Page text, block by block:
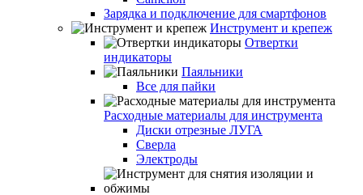
Зарядка и подключение для смартфонов
Инструмент и крепеж
Отвертки
индикаторы
Паяльники
Все для пайки
Расходные материалы для инструмента
Диски отрезные ЛУГА
Сверла
Электроды